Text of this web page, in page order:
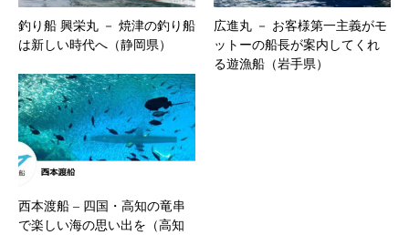
釣り船 興栄丸 － 焼津の釣り船
は新しい時代へ（静岡県）
広進丸 － お客様第一主義がモ
ットーの船長が案内してくれ
る遊漁船（岩手県）
西本渡船 – 四国・高知の竜串
で楽しい海の思い出を（高知